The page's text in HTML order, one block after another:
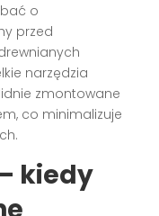
o
przed
narzędzia
zmontowane
co minimalizuje
kiedy